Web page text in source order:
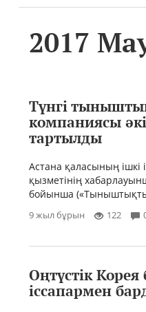
2017
Түнгі
компаниясы
тартылды
Астана қаласының ішкі
қызметінің
бойынша
9 жыл бұрын 122
Оңтүстік
іссапармен